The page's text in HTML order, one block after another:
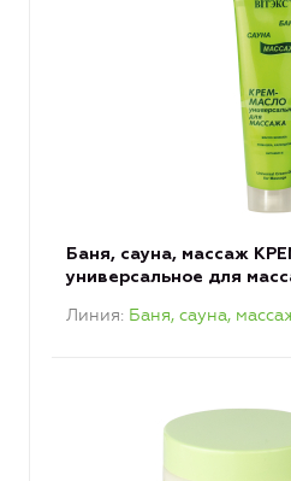
Баня, сауна, массаж
универсальное для
Линия Баня, сауна,